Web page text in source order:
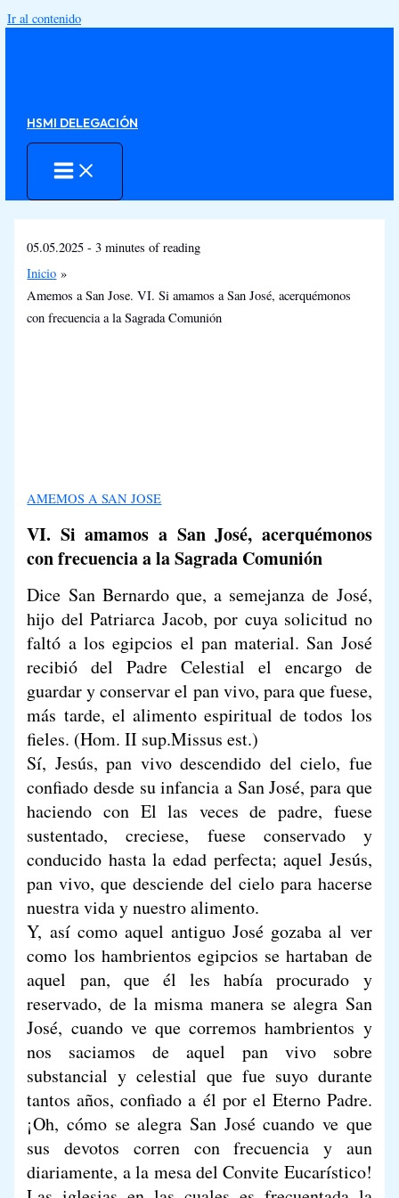
Ir al contenido
HSMI DELEGACIÓN
05.05.2025-3 minutes of reading
Inicio
Amemos a San Jose. VI. Si amamos a San José, acerquémonos
con frecuencia a la Sagrada Comunión
AMEMOS A SAN JOSE
VI. Si amamos a San José, acerquémonos
con frecuencia a la Sagrada Comunión
Dice San Bernardo que, a semejanza de José,
hijo del Patriarca Jacob, por cuya solicitud no
faltó a los egipcios el pan material. San José
recibió del Padre Celestial el encargo de
guardar y conservar el pan vivo, para que fuese,
más tarde, el alimento espiritual de todos los
fieles. (Hom. II sup.Missus est.)
Sí, Jesús, pan vivo descendido del cielo, fue
confiado desde su infancia a San José, para que
haciendo con El las veces de padre, fuese
sustentado, creciese, fuese conservado y
conducido hasta la edad perfecta; aquel Jesús,
pan vivo, que desciende del cielo para hacerse
nuestra vida y nuestro alimento.
Y, así como aquel antiguo José gozaba al ver
como los hambrientos egipcios se hartaban de
aquel pan, que él les había procurado y
reservado, de la misma manera se alegra San
José, cuando ve que corremos hambrientos y
nos saciamos de aquel pan vivo sobre
substancial y celestial que fue suyo durante
tantos años, confiado a él por el Eterno Padre.
¡Oh, cómo se alegra San José cuando ve que
sus devotos corren con frecuencia y aun
diariamente, a la mesa del Convite Eucarístico!